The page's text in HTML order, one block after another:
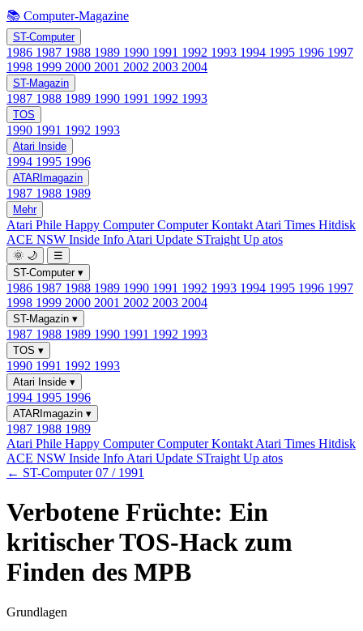
📚 Computer-Magazine
ST-Computer
1986 1987 1988 1989 1990 1991 1992 1993 1994 1995 1996 1997
1998 1999 2000 2001 2002 2003 2004
ST-Magazin
1987 1988 1989 1990 1991 1992 1993
TOS
1990 1991 1992 1993
Atari Inside
1994 1995 1996
ATARImagazin
1987 1988 1989
Mehr
Atari Phile Happy ComputerComputer Kontakt Atari Times Hitdisk
ACE NSW Inside Info Atari Update STraight Up atos
🌞 🌙
☰
ST-Computer ▾
1986 1987 1988 1989 1990 1991 1992 1993 1994 1995 1996 1997
1998 1999 2000 2001 2002 2003 2004
ST-Magazin ▾
1987 1988 1989 1990 1991 1992 1993
TOS ▾
1990 1991 1992 1993
Atari Inside ▾
1994 1995 1996
ATARImagazin ▾
1987 1988 1989
Atari Phile Happy ComputerComputer Kontakt Atari Times Hitdisk
ACE NSW Inside Info Atari Update STraight Up atos
← ST-Computer 07 / 1991
Verbotene Früchte: Ein
kritischer TOS-Hack zum
Finden des MPB
Grundlagen